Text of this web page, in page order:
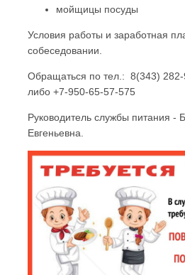
мойщицы посуды
Условия работы и заработная
собеседовании.
Обращаться по тел.: 8(343) 282-
либо +7-950-65-57-575
Руководитель службы питания -
Евгеньевна.